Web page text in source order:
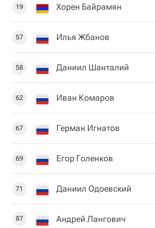
19 Хорен Байрамян
57 Илья Жбанов
58 Даниил Шанталий
62 Иван Комаров
67 Герман Игнатов
69 Егор Голенков
71 Даниил Одоевский
87 Андрей Лангович